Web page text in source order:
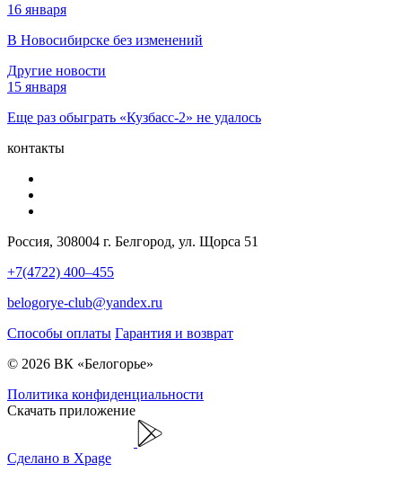
16 января
В Новосибирске без изменений
Другие новости
15 января
Еще раз обыграть «Кузбасс-2» не удалось
контакты
Россия, 308004 г. Белгород, ул. Щорса 51
+7(4722) 400–455
belogorye-club@yandex.ru
Способы оплаты Гарантия и возврат
© 2026 ВК «Белогорье»
Политика конфиденциальности
Скачать приложение
Сделано в Xpage